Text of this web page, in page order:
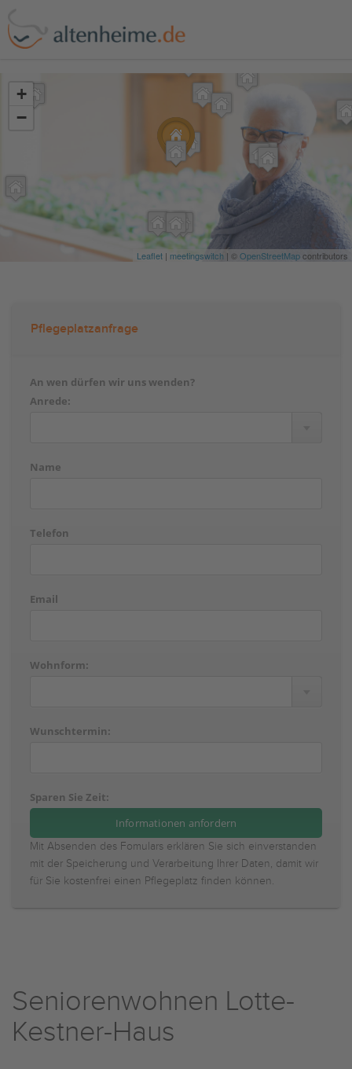
+
−
Leaflet | meetingswitch | ©OpenStreetMapcontributors
Pflegeplatzanfrage
An wen dürfen wir uns wenden?
Anrede:
Name
Telefon
Email
Wohnform:
Wunschtermin:
Sparen Sie Zeit:
Mit Absenden des Fomulars erklären Sie sich einverstanden
mit der Speicherung und Verarbeitung Ihrer Daten, damit wir
für Sie kostenfrei einen Pflegeplatz finden können.
Seniorenwohnen Lotte-
Kestner-Haus